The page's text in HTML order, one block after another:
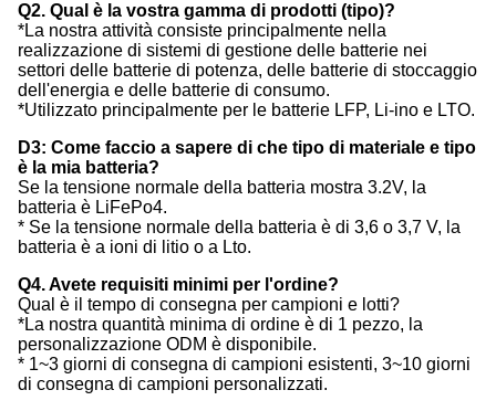
Q2. Qual è la vostra gamma di prodotti (tipo)?
*La nostra attività consiste principalmente nella
realizzazione di sistemi di gestione delle batterie nei
settori delle batterie di potenza, delle batterie di stoccaggio
dell'energia e delle batterie di consumo.
*Utilizzato principalmente per le batterie LFP, Li-ino e LTO.
D3: Come faccio a sapere di che tipo di materiale e tipo
è la mia batteria?
Se la tensione normale della batteria mostra 3.2V, la
batteria è LiFePo4.
* Se la tensione normale della batteria è di 3,6 o 3,7 V, la
batteria è a ioni di litio o a Lto.
Q4. Avete requisiti minimi per l'ordine?
Qual è il tempo di consegna per campioni e lotti?
*La nostra quantità minima di ordine è di 1 pezzo, la
personalizzazione ODM è disponibile.
* 1~3 giorni di consegna di campioni esistenti, 3~10 giorni
di consegna di campioni personalizzati.